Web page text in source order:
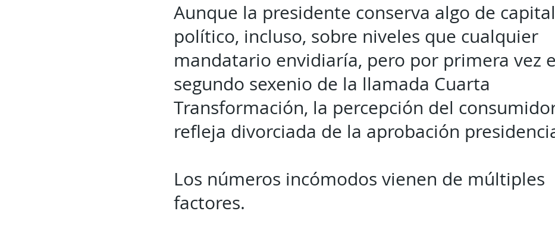
Aunque la presidente conserva algo de capital
político, incluso, sobre niveles que cualquier
mandatario envidiaría, pero por primera vez
segundo sexenio de la llamada Cuarta
Transformación, la percepción del
refleja divorciada de la aprobación
Los números incómodos vienen de múltiples
factores.